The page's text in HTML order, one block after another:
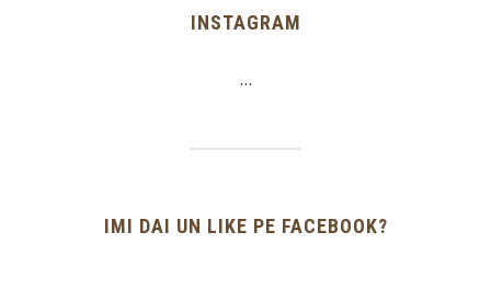
INSTAGRAM
…
IMI DAI UN LIKE PE FACEBOOK?